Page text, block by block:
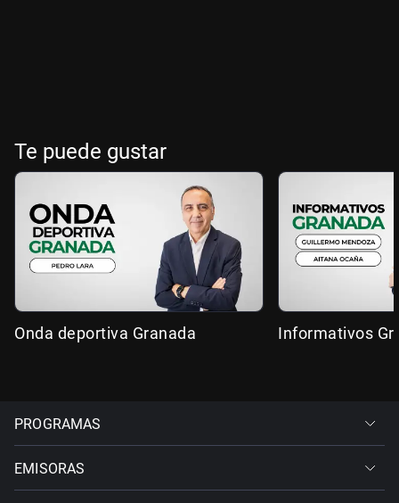
Te puede gustar
Onda deportiva Granada Informativos
PROGRAMAS
EMISORAS